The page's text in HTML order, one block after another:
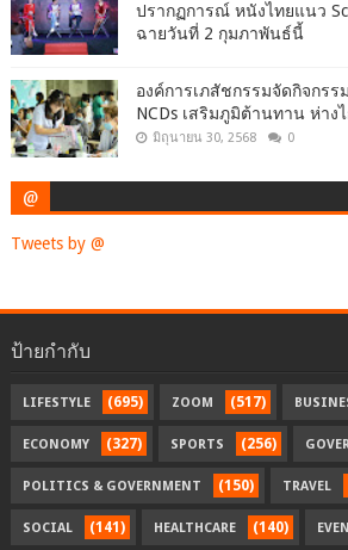
ปรากฏการณ์ หนังไทยแนว
ฉายวันที่ 2 กุมภาพันธ์นี้
องค์การเภสัชกรรมจัดกิจกร
NCDs เสริมภูมิต้านทาน ห่าง
มิถุนายน 30, 2568 0
@
Tweets by @
ป้ายกำกับ
LIFESTYLE (695) ZOOM (517)
ECONOMY (327) SPORTS (256)
POLITICS & GOVERNMENT (150) TRAVEL
SOCIAL (141) HEALTHCARE (140)